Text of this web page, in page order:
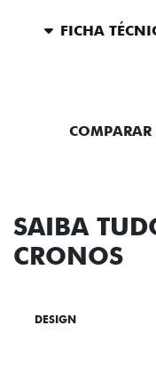
FICHA
COMPARAR
SAIBA
CRONOS
DESIGN